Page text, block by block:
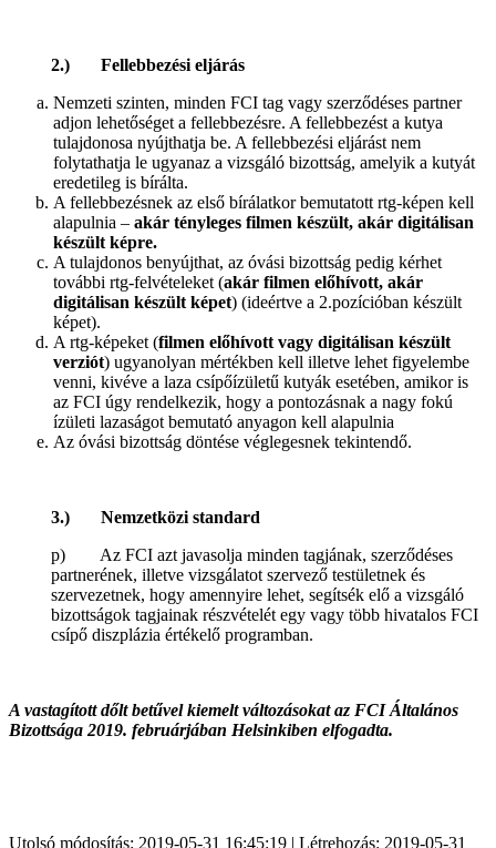
2.) Fellebbezési eljárás
Nemzeti szinten, minden FCI tag vagy szerződéses partner
adjon lehetőséget a fellebbezésre. A fellebbezést a kutya
tulajdonosa nyújthatja be. A fellebbezési eljárást nem
folytathatja le ugyanaz a vizsgáló bizottság, amelyik a kutyát
eredetileg is bírálta.
A fellebbezésnek az első bírálatkor bemutatott rtg-képen kell
alapulnia – akár tényleges filmen készült, akár digitálisan
készült képre.
A tulajdonos benyújthat, az óvási bizottság pedig kérhet
további rtg-felvételeket (akár filmen előhívott, akár
digitálisan készült képet) (ideértve a 2.pozícióban készült
képet).
A rtg-képeket (filmen előhívott vagy digitálisan készült
verziót) ugyanolyan mértékben kell illetve lehet figyelembe
venni, kivéve a laza csípőízületű kutyák esetében, amikor is
az FCI úgy rendelkezik, hogy a pontozásnak a nagy fokú
ízületi lazaságot bemutató anyagon kell alapulnia
Az óvási bizottság döntése véglegesnek tekintendő.
3.) Nemzetközi standard
p) Az FCI azt javasolja minden tagjának, szerződéses
partnerének, illetve vizsgálatot szervező testületnek és
szervezetnek, hogy amennyire lehet, segítsék elő a vizsgáló
bizottságok tagjainak részvételét egy vagy több hivatalos FCI
csípő diszplázia értékelő programban.
A vastagított dőlt betűvel kiemelt változásokat az FCI Általános
Bizottsága 2019. februárjában Helsinkiben elfogadta.
Utolsó módosítás: 2019-05-31 16:45:19 | Létrehozás: 2019-05-31